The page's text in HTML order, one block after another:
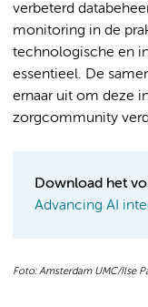
verbeterd
monitoring in de
technologische en
essentieel. De
ernaar uit om deze
zorgcommunity
Download het
Advancing AI
Foto: Amsterdam UMC/Ilse